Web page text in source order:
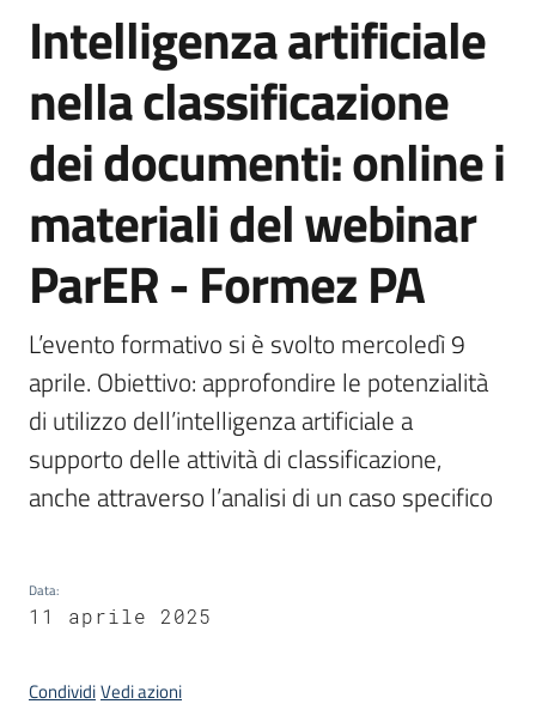
archivistico
Archivio
storico
Conservazione
Contatti
Seguici
su
Salta al contenuto
Intelligenza artificiale
nella classificazione
dei documenti: online i
materiali del webinar
ParER - Formez PA
L’evento formativo si è svolto mercoledì 9
aprile. Obiettivo: approfondire le potenzialità
di utilizzo dell’intelligenza artificiale a
supporto delle attività di classificazione,
anche attraverso l’analisi di un caso specifico
Data:
11 aprile 2025
CondividiVedi azioni